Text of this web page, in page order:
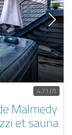
4,71 (7)
Malmedy
et sauna